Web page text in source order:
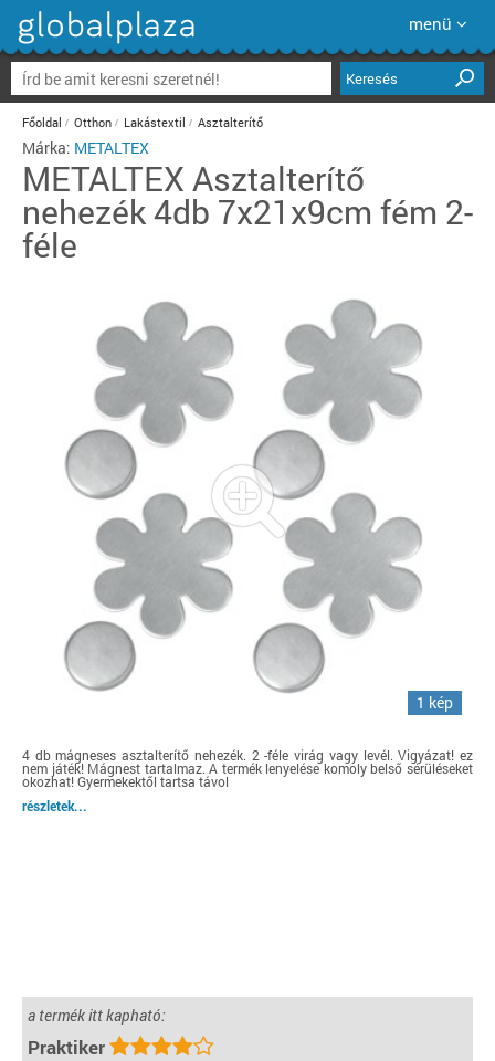
menü
Keresés
Főoldal Otthon Lakástextil Asztalterítő
Márka: METALTEX
METALTEX Asztalterítő
nehezék 4db 7x21x9cm fém 2-
féle
1 kép
4 db mágneses asztalterítő nehezék. 2 -féle virág vagy levél. Vigyázat! ez
nem játék! Mágnest tartalmaz. A termék lenyelése komoly belső sérüléseket
okozhat! Gyermekektől tartsa távol
részletek...
a termék itt kapható:
Praktiker